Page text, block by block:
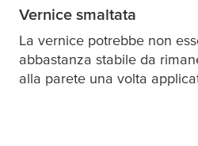
Vernice smaltata
La vernice potrebbe non
abbastanza stabile da
alla parete una volta